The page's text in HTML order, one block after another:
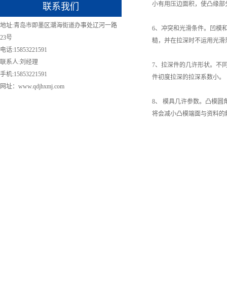
联系我们
地址:青岛市即墨区潮海街道办事处辽河一路
23号
电话:15853221591
联系人:刘经理
手机:15853221591
网址：www.qdjhxmj.com
小有用压边面积，使凸缘
6、冲突和光滑条件。凹模
糙，并在拉深时不运用光
7、拉深件的几许形状。不
件初度拉深的拉深系数小。
8、 模具几许参数。凸模圆
将会减小凸模端面与资料